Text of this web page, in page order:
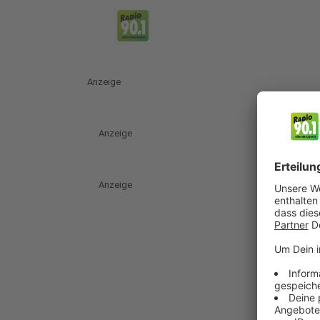
Anzeige
Anzeige
Anzeige